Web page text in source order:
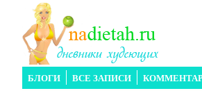
БЛОГИ ВСЕ ЗАПИСИ